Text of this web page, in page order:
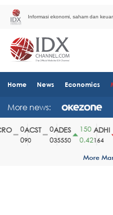
Informasi ekonomi, saham dan
Home News Economics
More news:
ACST
90
ADES
35550
150
0.42
ADHI
164
More